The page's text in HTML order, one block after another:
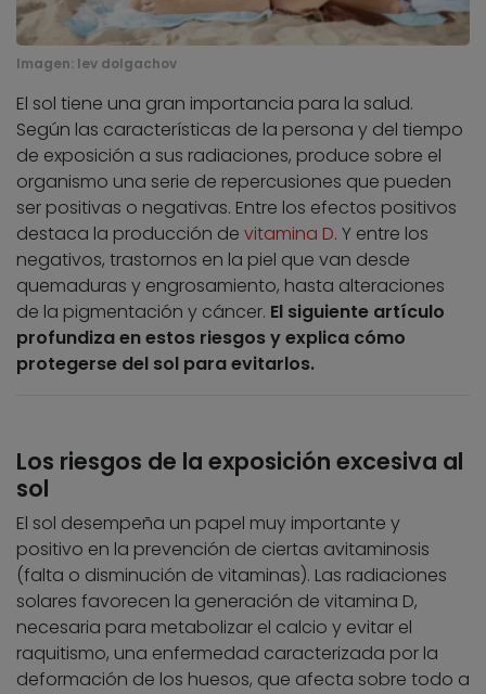
Imagen: lev dolgachov
El sol tiene una gran importancia para la salud.
Según las características de la persona y del tiempo
de exposición a sus radiaciones, produce sobre el
organismo una serie de repercusiones que pueden
ser positivas o negativas. Entre los efectos positivos
destaca la producción de vitamina D. Y entre los
negativos, trastornos en la piel que van desde
quemaduras y engrosamiento, hasta alteraciones
de la pigmentación y cáncer. El siguiente artículo
profundiza en estos riesgos y explica cómo
protegerse del sol para evitarlos.
Los riesgos de la exposición excesiva al
sol
El sol desempeña un papel muy importante y
positivo en la prevención de ciertas avitaminosis
(falta o disminución de vitaminas). Las radiaciones
solares favorecen la generación de vitamina D,
necesaria para metabolizar el calcio y evitar el
raquitismo, una enfermedad caracterizada por la
deformación de los huesos, que afecta sobre todo a